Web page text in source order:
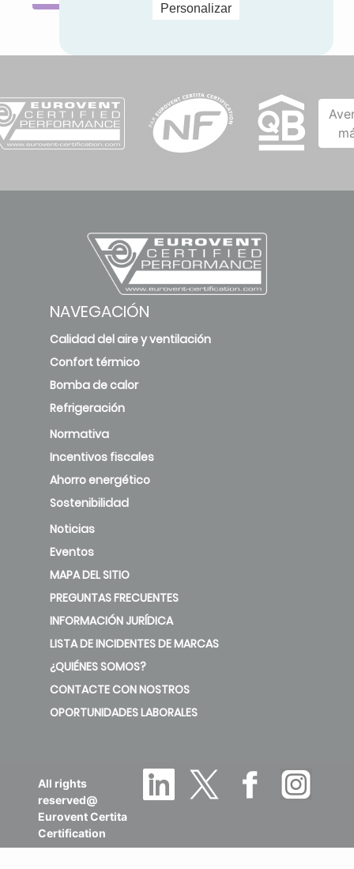
NAVEGACIÓN
Calidad del aire y ventilación
Confort térmico
Bomba de calor
Refrigeración
Normativa
Incentivos fiscales
Ahorro energético
Sostenibilidad
Noticias
Eventos
MAPA DEL SITIO
PREGUNTAS FRECUENTES
INFORMACIÓN JURÍDICA
LISTA DE INCIDENTES DE MARCAS
¿QUIÉNES SOMOS?
CONTACTE CON NOSTROS
OPORTUNIDADES LABORALES
All rights
reserved@
Eurovent Certita
Certification
Personalizar